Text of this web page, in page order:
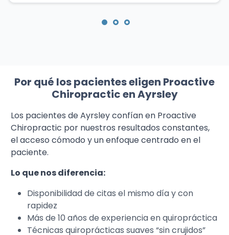
Por qué los pacientes eligen Proactive
Chiropractic en Ayrsley
Los pacientes de Ayrsley confían en Proactive
Chiropractic por nuestros resultados constantes,
el acceso cómodo y un enfoque centrado en el
paciente.
Lo que nos diferencia:
Disponibilidad de citas el mismo día y con
rapidez
Más de 10 años de experiencia en quiropráctica
Técnicas quiroprácticas suaves “sin crujidos”